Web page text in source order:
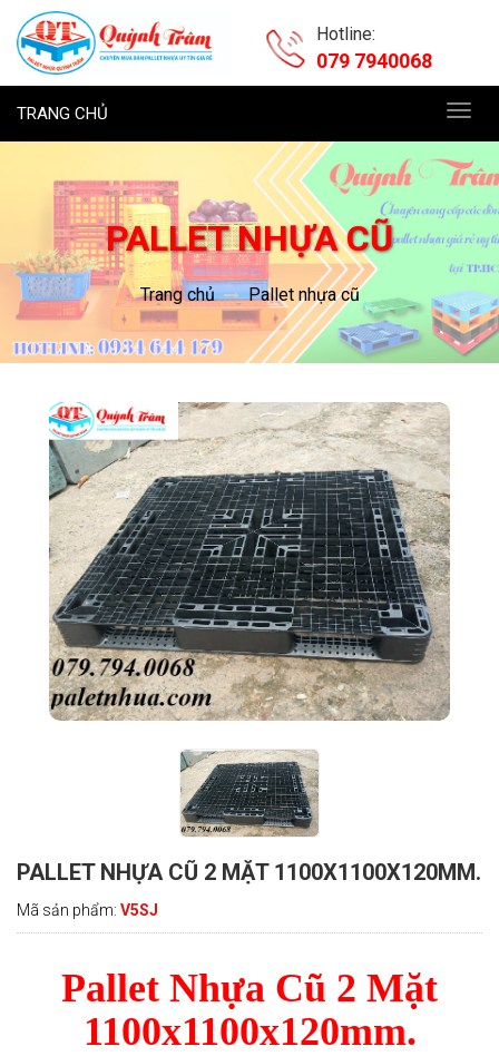
Hotline:
079 7940068
TRANG CHỦ
PALLET NHỰA CŨ
Trang chủ Pallet nhựa cũ
PALLET NHỰA CŨ 2 MẶT 1100X1100X120MM.
Mã sản phẩm: V5SJ
Pallet Nhựa Cũ 2 Mặt
1100x1100x120mm.